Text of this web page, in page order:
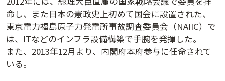
命し、また日本の憲政史上初めて国会に設置された、
東京電力福島原子力発電所事故調査委員会（NAIIC）で
は、ITなどのインフラ設備構築で手腕を発揮した。
また、2013年12月より、内閣府本府参与に任命されて
いる。